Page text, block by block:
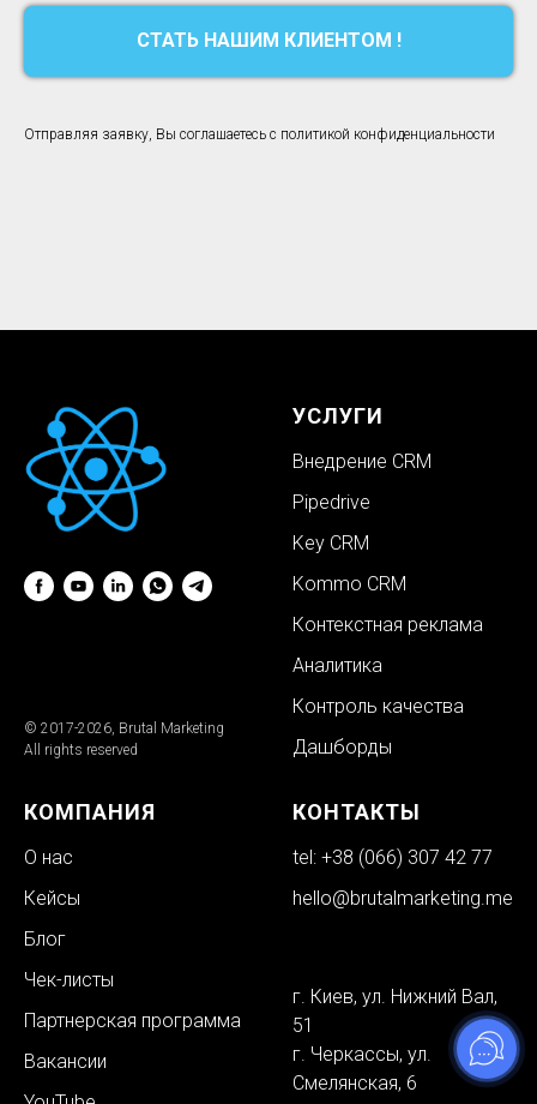
СТАТЬ НАШИМ КЛИЕНТОМ !
Отправляя заявку, Вы соглашаетесь с политикой конфиденциальности
© 2017-2026, Brutal Marketing
All rights reserved
УСЛУГИ
Внедрение CRM
Pipedrive
Key CRM
Kommo CRM
Контекстная реклама
Аналитика
Контроль качества
Дашборды
КОМПАНИЯ
О нас
Кейсы
Блог
Чек-листы
Партнерская программа
Вакансии
КОНТАКТЫ
tel: +38 (066) 307 42 77
hello@brutalmarketing.me
г. Киев, ул. Нижний Вал,
51
г. Черкассы, ул.
Смелянская, 6